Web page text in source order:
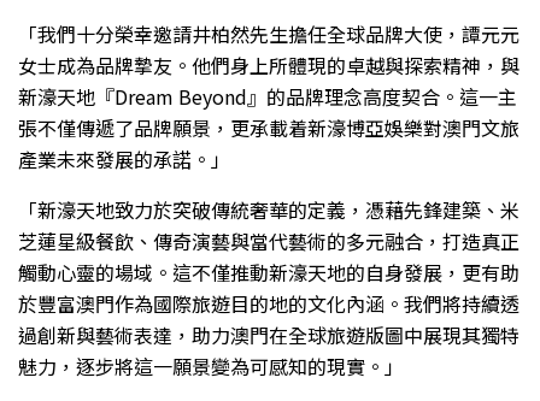
「我們十分榮幸邀請井柏然先生擔任全球品牌大使，譚元元
女士成為品牌摯友。他們身上所體現的卓越與探索精神，與
新濠天地『Dream Beyond』的品牌理念高度契合。這一主
張不僅傳遞了品牌願景，更承載着新濠博亞娛樂對澳門文旅
產業未來發展的承諾。」
「新濠天地致力於突破傳統奢華的定義，憑藉先鋒建築、米
芝蓮星級餐飲、傳奇演藝與當代藝術的多元融合，打造真正
觸動心靈的場域。這不僅推動新濠天地的自身發展，更有助
於豐富澳門作為國際旅遊目的地的文化內涵。我們將持續透
過創新與藝術表達，助力澳門在全球旅遊版圖中展現其獨特
魅力，逐步將這一願景變為可感知的現實。」